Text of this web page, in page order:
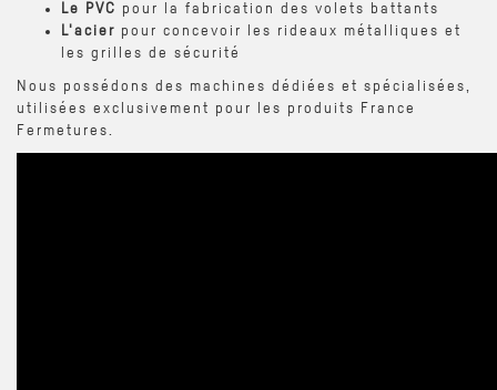
Le PVC pour la fabrication des volets battants
L'acier pour concevoir les rideaux métalliques et
les grilles de sécurité
Nous possédons des machines dédiées et spécialisées,
utilisées exclusivement pour les produits France
Fermetures.